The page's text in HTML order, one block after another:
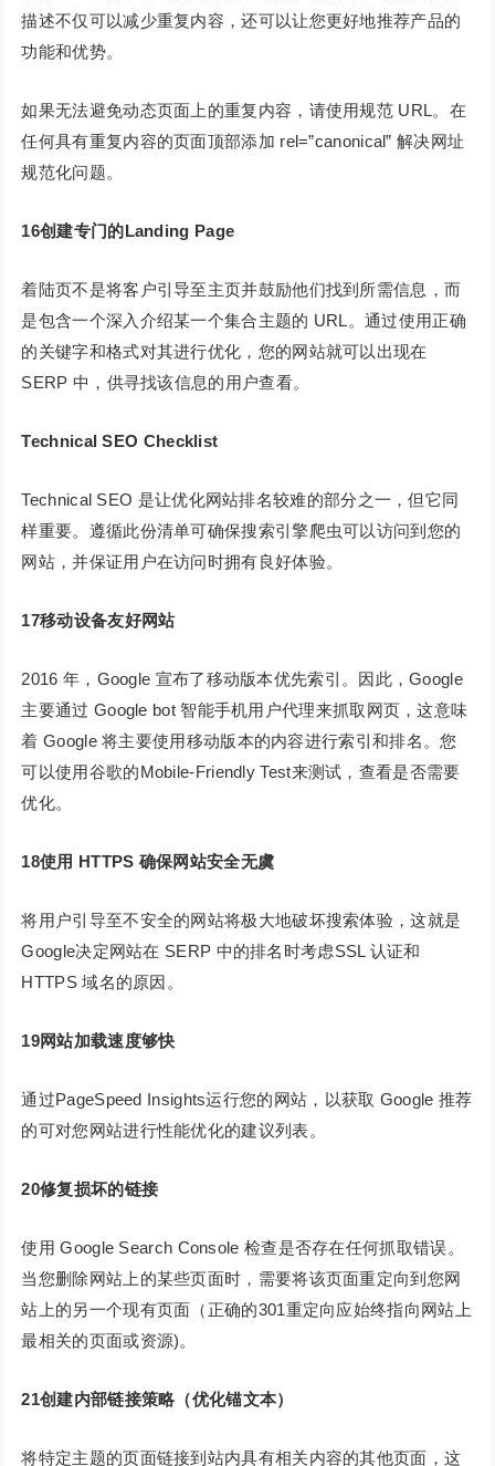
描述不仅可以减少重复内容，还可以让您更好地推荐产品的
功能和优势。
如果无法避免动态页面上的重复内容，请使用规范 URL。在
任何具有重复内容的页面顶部添加 rel=”canonical” 解决网址
规范化问题。
16创建专门的Landing Page
着陆页不是将客户引导至主页并鼓励他们找到所需信息，而
是包含一个深入介绍某一个集合主题的 URL。通过使用正确
的关键字和格式对其进行优化，您的网站就可以出现在
SERP 中，供寻找该信息的用户查看。
Technical SEO Checklist
Technical SEO 是让优化网站排名较难的部分之一，但它同
样重要。遵循此份清单可确保搜索引擎爬虫可以访问到您的
网站，并保证用户在访问时拥有良好体验。
17移动设备友好网站
2016 年，Google 宣布了移动版本优先索引。因此，Google
主要通过 Google bot 智能手机用户代理来抓取网页，这意味
着 Google 将主要使用移动版本的内容进行索引和排名。您
可以使用谷歌的Mobile-Friendly Test来测试，查看是否需要
优化。
18使用 HTTPS 确保网站安全无虞
将用户引导至不安全的网站将极大地破坏搜索体验，这就是
Google决定网站在 SERP 中的排名时考虑SSL 认证和
HTTPS 域名的原因。
19网站加载速度够快
通过PageSpeed Insights运行您的网站，以获取 Google 推荐
的可对您网站进行性能优化的建议列表。
20修复损坏的链接
使用 Google Search Console 检查是否存在任何抓取错误。
当您删除网站上的某些页面时，需要将该页面重定向到您网
站上的另一个现有页面（正确的301重定向应始终指向网站上
最相关的页面或资源)。
21创建内部链接策略（优化锚文本）
将特定主题的页面链接到站内具有相关内容的其他页面，这